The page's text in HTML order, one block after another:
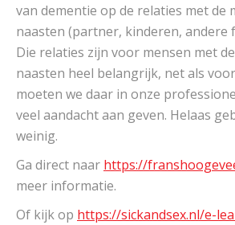
van dementie op de relaties met de
naasten (partner, kinderen, andere
Die relaties zijn voor mensen met
naasten heel belangrijk, net als
moeten we daar in onze
veel aandacht aan geven. Helaas
weinig.
Ga direct naar https://
meer informatie.
Of kijk op https://sickandsex.nl/e-